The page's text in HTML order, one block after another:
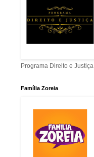
Programa Direito e Justiça
Família Zoreia